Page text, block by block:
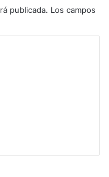
publicada. Los campos